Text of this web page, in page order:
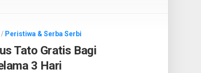
/ Peristiwa & Serba Serbi
Tato Gratis Bagi
3 Hari